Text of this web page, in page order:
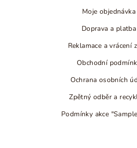
Moje objednávka
Doprava a platba
Reklamace a vrácení
Obchodní
Ochrana osobních
Zpětný odběr a
Podmínky akce